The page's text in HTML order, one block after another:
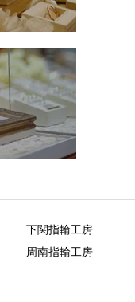
下関指輪工房
周南指輪工房